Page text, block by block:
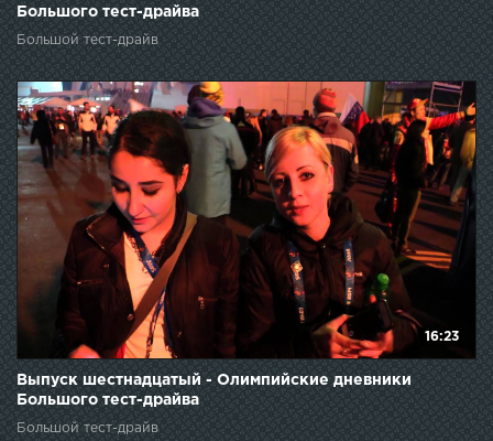
Большого тест-драйва
Большой тест-драйв
16:23
Выпуск шестнадцатый - Олимпийские дневники
Большого тест-драйва
Большой тест-драйв